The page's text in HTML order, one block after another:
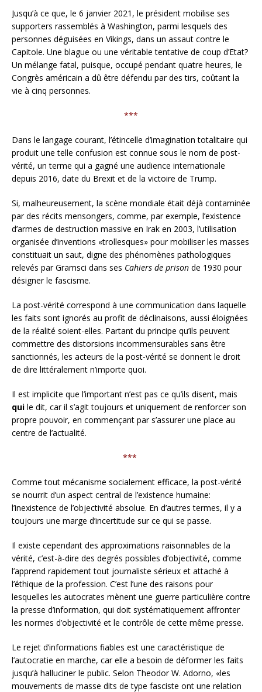
Jusqu’à ce que, le 6 janvier 2021, le président mobilise ses
supporters rassemblés à Washington, parmi lesquels des
personnes déguisées en Vikings, dans un assaut contre le
Capitole. Une blague ou une véritable tentative de coup d’Etat?
Un mélange fatal, puisque, occupé pendant quatre heures, le
Congrès américain a dû être défendu par des tirs, coûtant la
vie à cinq personnes.
***
Dans le langage courant, l’étincelle d’imagination totalitaire qui
produit une telle confusion est connue sous le nom de post-
vérité, un terme qui a gagné une audience internationale
depuis 2016, date du Brexit et de la victoire de Trump.
Si, malheureusement, la scène mondiale était déjà contaminée
par des récits mensongers, comme, par exemple, l’existence
d’armes de destruction massive en Irak en 2003, l’utilisation
organisée d’inventions «trollesques» pour mobiliser les masses
constituait un saut, digne des phénomènes pathologiques
relevés par Gramsci dans ses Cahiers de prison de 1930 pour
désigner le fascisme.
La post-vérité correspond à une communication dans laquelle
les faits sont ignorés au profit de déclinaisons, aussi éloignées
de la réalité soient-elles. Partant du principe qu’ils peuvent
commettre des distorsions incommensurables sans être
sanctionnés, les acteurs de la post-vérité se donnent le droit
de dire littéralement n’importe quoi.
Il est implicite que l’important n’est pas ce qu’ils disent, mais
qui le dit, car il s’agit toujours et uniquement de renforcer son
propre pouvoir, en commençant par s’assurer une place au
centre de l’actualité.
***
Comme tout mécanisme socialement efficace, la post-vérité
se nourrit d’un aspect central de l’existence humaine:
l’inexistence de l’objectivité absolue. En d’autres termes, il y a
toujours une marge d’incertitude sur ce qui se passe.
Il existe cependant des approximations raisonnables de la
vérité, c’est-à-dire des degrés possibles d’objectivité, comme
l’apprend rapidement tout journaliste sérieux et attaché à
l’éthique de la profession. C’est l’une des raisons pour
lesquelles les autocrates mènent une guerre particulière contre
la presse d’information, qui doit systématiquement affronter
les normes d’objectivité et le contrôle de cette même presse.
Le rejet d’informations fiables est une caractéristique de
l’autocratie en marche, car elle a besoin de déformer les faits
jusqu’à halluciner le public. Selon Theodor W. Adorno, «les
mouvements de masse dits de type fasciste ont une relation